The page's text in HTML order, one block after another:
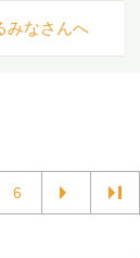
みなさんへ
6